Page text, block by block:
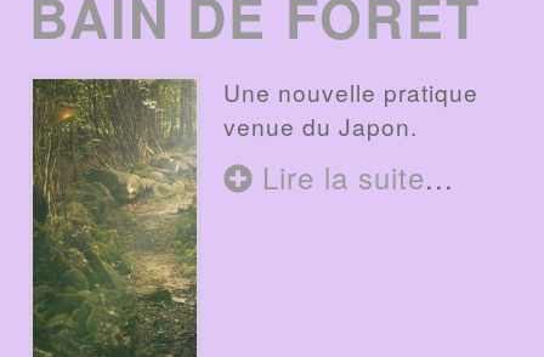
BAIN DE FORÊT
Une nouvelle pratique
venue du Japon.
Lire la suite...